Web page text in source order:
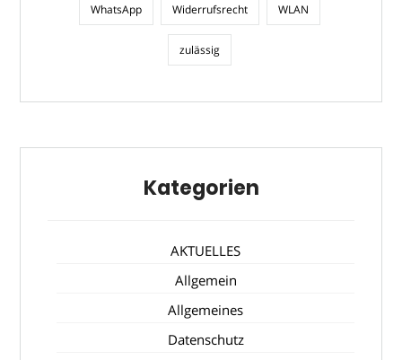
WhatsApp Widerrufsrecht WLAN
zulässig
Kategorien
AKTUELLES
Allgemein
Allgemeines
Datenschutz